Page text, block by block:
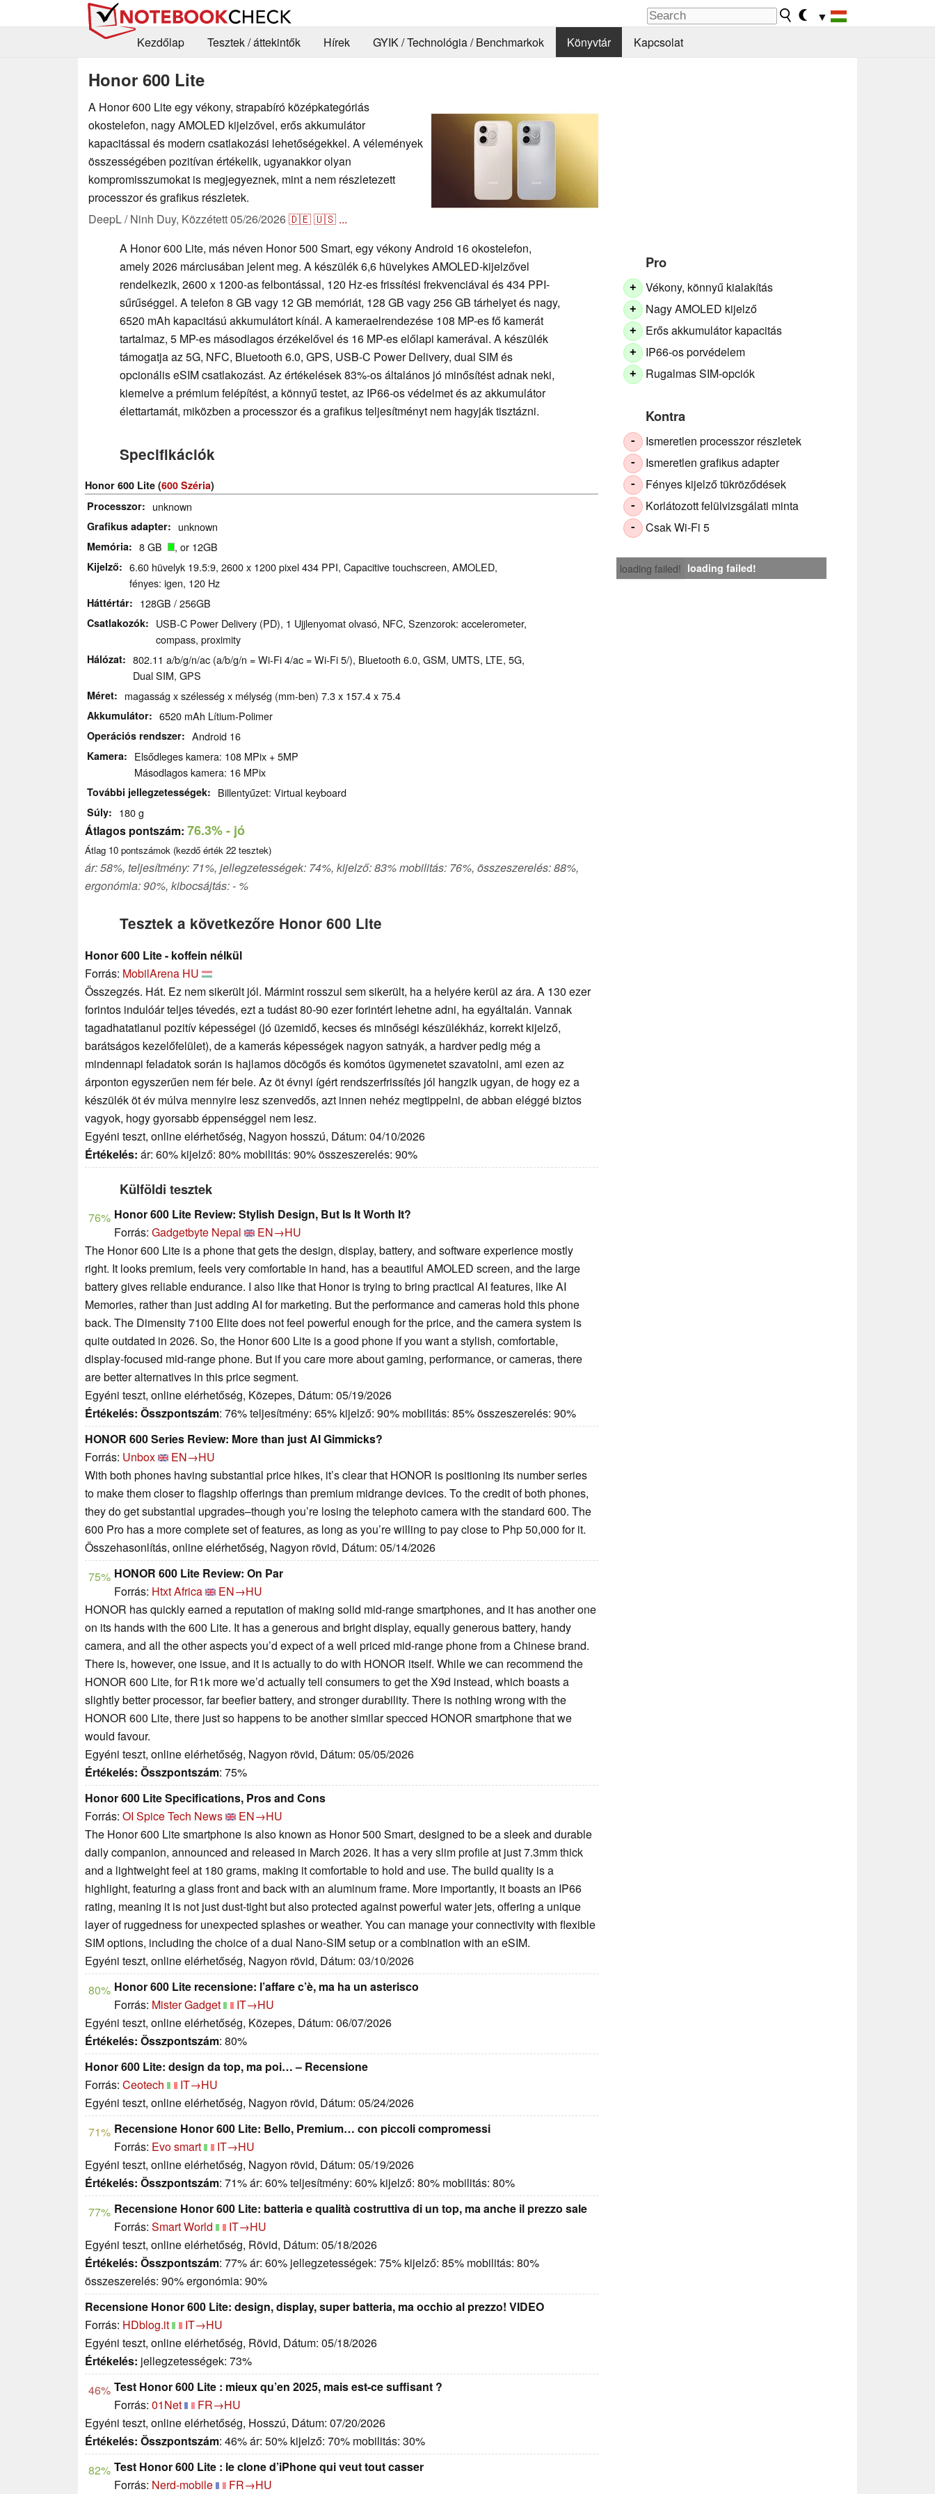
▼
Kezdőlap
Tesztek / áttekintők Hírek GYIK / Technológia / Benchmarkok Könyvtár Kapcsolat
Honor 600 Lite
A Honor 600 Lite egy vékony, strapabíró középkategóriás
okostelefon, nagy AMOLED kijelzővel, erős akkumulátor
kapacitással és modern csatlakozási lehetőségekkel. A vélemények
összességében pozitívan értékelik, ugyanakkor olyan
kompromisszumokat is megjegyeznek, mint a nem részletezett
processzor és grafikus részletek.
DeepL / Ninh Duy, Közzétett05/26/2026🇩🇪🇺🇸 ...
Pro
+ Vékony, könnyű kialakítás
+ Nagy AMOLED kijelző
+ Erős akkumulátor kapacitás
+ IP66-os porvédelem
+ Rugalmas SIM-opciók
Kontra
- Ismeretlen processzor részletek
- Ismeretlen grafikus adapter
- Fényes kijelző tükröződések
- Korlátozott felülvizsgálati minta
- Csak Wi-Fi 5
loading failed! loading failed!
A Honor 600 Lite, más néven Honor 500 Smart, egy vékony Android 16 okostelefon,
amely 2026 márciusában jelent meg. A készülék 6,6 hüvelykes AMOLED-kijelzővel
rendelkezik, 2600 x 1200-as felbontással, 120 Hz-es frissítési frekvenciával és 434 PPI-
sűrűséggel. A telefon 8 GB vagy 12 GB memóriát, 128 GB vagy 256 GB tárhelyet és nagy,
6520 mAh kapacitású akkumulátort kínál. A kameraelrendezése 108 MP-es fő kamerát
tartalmaz, 5 MP-es másodlagos érzékelővel és 16 MP-es előlapi kamerával. A készülék
támogatja az 5G, NFC, Bluetooth 6.0, GPS, USB-C Power Delivery, dual SIM és
opcionális eSIM csatlakozást. Az értékelések 83%-os általános jó minősítést adnak neki,
kiemelve a prémium felépítést, a könnyű testet, az IP66-os védelmet és az akkumulátor
élettartamát, miközben a processzor és a grafikus teljesítményt nem hagyják tisztázni.
Specifikációk
Honor 600 Lite (600 Széria)
Processzor
unknown
Grafikus adapter unknown
Memória 8 GB , or 12GB
Kijelző
6.60 hüvelyk 19.5:9, 2600 x 1200 pixel 434 PPI, Capacitive touchscreen, AMOLED,
fényes: igen, 120 Hz
Háttértár 128GB / 256GB
Csatlakozók
USB-C Power Delivery (PD), 1 Ujjlenyomat olvasó, NFC, Szenzorok: accelerometer,
compass, proximity
Hálózat
802.11 a/b/g/n/ac (a/b/g/n = Wi-Fi 4/ac = Wi-Fi 5/), Bluetooth 6.0, GSM, UMTS, LTE, 5G,
Dual SIM, GPS
Méret magasság x szélesség x mélység (mm-ben) 7.3 x 157.4 x 75.4
Akkumulátor 6520 mAh Lítium-Polimer
Operációs rendszer Android 16
Kamera
Elsődleges kamera: 108 MPix + 5MP
Másodlagos kamera: 16 MPix
További jellegzetességek Billentyűzet: Virtual keyboard
Súly 180 g
Átlagos pontszám: 76.3%- jó
Átlag 10 pontszámok (kezdő érték 22 tesztek)
ár: 58%, teljesítmény: 71%, jellegzetességek: 74%, kijelző: 83% mobilitás: 76%, összeszerelés: 88%,
ergonómia: 90%, kibocsájtás: - %
Tesztek a következőre Honor 600 Lite
Honor 600 Lite - koffein nélkül
Forrás: MobilArena HU
Összegzés. Hát. Ez nem sikerült jól. Mármint rosszul sem sikerült, ha a helyére kerül az ára. A 130 ezer
forintos indulóár teljes tévedés, ezt a tudást 80-90 ezer forintért lehetne adni, ha egyáltalán. Vannak
tagadhatatlanul pozitív képességei (jó üzemidő, kecses és minőségi készülékház, korrekt kijelző,
barátságos kezelőfelület), de a kamerás képességek nagyon satnyák, a hardver pedig még a
mindennapi feladatok során is hajlamos döcögős és komótos ügymenetet szavatolni, ami ezen az
árponton egyszerűen nem fér bele. Az öt évnyi ígért rendszerfrissítés jól hangzik ugyan, de hogy ez a
készülék öt év múlva mennyire lesz szenvedős, azt innen nehéz megtippelni, de abban eléggé biztos
vagyok, hogy gyorsabb éppenséggel nem lesz.
Egyéni teszt, online elérhetőség, Nagyon hosszú, Dátum: 04/10/2026
Értékelés: ár: 60% kijelző: 80% mobilitás: 90% összeszerelés: 90%
Külföldi tesztek
76% Honor 600 Lite Review: Stylish Design, But Is It Worth It?
Forrás: Gadgetbyte Nepal
EN→HU
The Honor 600 Lite is a phone that gets the design, display, battery, and software experience mostly
right. It looks premium, feels very comfortable in hand, has a beautiful AMOLED screen, and the large
battery gives reliable endurance. I also like that Honor is trying to bring practical AI features, like AI
Memories, rather than just adding AI for marketing. But the performance and cameras hold this phone
back. The Dimensity 7100 Elite does not feel powerful enough for the price, and the camera system is
quite outdated in 2026. So, the Honor 600 Lite is a good phone if you want a stylish, comfortable,
display-focused mid-range phone. But if you care more about gaming, performance, or cameras, there
are better alternatives in this price segment.
Egyéni teszt, online elérhetőség, Közepes, Dátum: 05/19/2026
Értékelés: Összpontszám: 76% teljesítmény: 65% kijelző: 90% mobilitás: 85% összeszerelés: 90%
HONOR 600 Series Review: More than just AI Gimmicks?
Forrás: Unbox
EN→HU
With both phones having substantial price hikes, it’s clear that HONOR is positioning its number series
to make them closer to flagship offerings than premium midrange devices. To the credit of both phones,
they do get substantial upgrades–though you’re losing the telephoto camera with the standard 600. The
600 Pro has a more complete set of features, as long as you’re willing to pay close to Php 50,000 for it.
Összehasonlítás, online elérhetőség, Nagyon rövid, Dátum: 05/14/2026
75% HONOR 600 Lite Review: On Par
Forrás: Htxt Africa
EN→HU
HONOR has quickly earned a reputation of making solid mid-range smartphones, and it has another one
on its hands with the 600 Lite. It has a generous and bright display, equally generous battery, handy
camera, and all the other aspects you’d expect of a well priced mid-range phone from a Chinese brand.
There is, however, one issue, and it is actually to do with HONOR itself. While we can recommend the
HONOR 600 Lite, for R1k more we’d actually tell consumers to get the X9d instead, which boasts a
slightly better processor, far beefier battery, and stronger durability. There is nothing wrong with the
HONOR 600 Lite, there just so happens to be another similar specced HONOR smartphone that we
would favour.
Egyéni teszt, online elérhetőség, Nagyon rövid, Dátum: 05/05/2026
Értékelés: Összpontszám: 75%
Honor 600 Lite Specifications, Pros and Cons
Forrás: OI Spice Tech News
EN→HU
The Honor 600 Lite smartphone is also known as Honor 500 Smart, designed to be a sleek and durable
daily companion, announced and released in March 2026. It has a very slim profile at just 7.3mm thick
and a lightweight feel at 180 grams, making it comfortable to hold and use. The build quality is a
highlight, featuring a glass front and back with an aluminum frame. More importantly, it boasts an IP66
rating, meaning it is not just dust-tight but also protected against powerful water jets, offering a unique
layer of ruggedness for unexpected splashes or weather. You can manage your connectivity with flexible
SIM options, including the choice of a dual Nano-SIM setup or a combination with an eSIM.
Egyéni teszt, online elérhetőség, Nagyon rövid, Dátum: 03/10/2026
80% Honor 600 Lite recensione: l’affare c’è, ma ha un asterisco
Forrás: Mister Gadget
IT→HU
Egyéni teszt, online elérhetőség, Közepes, Dátum: 06/07/2026
Értékelés: Összpontszám: 80%
Honor 600 Lite: design da top, ma poi… – Recensione
Forrás: Ceotech
IT→HU
Egyéni teszt, online elérhetőség, Nagyon rövid, Dátum: 05/24/2026
71% Recensione Honor 600 Lite: Bello, Premium… con piccoli compromessi
Forrás: Evo smart
IT→HU
Egyéni teszt, online elérhetőség, Nagyon rövid, Dátum: 05/19/2026
Értékelés: Összpontszám: 71% ár: 60% teljesítmény: 60% kijelző: 80% mobilitás: 80%
77% Recensione Honor 600 Lite: batteria e qualità costruttiva di un top, ma anche il prezzo sale
Forrás: Smart World
IT→HU
Egyéni teszt, online elérhetőség, Rövid, Dátum: 05/18/2026
Értékelés: Összpontszám: 77% ár: 60% jellegzetességek: 75% kijelző: 85% mobilitás: 80%
összeszerelés: 90% ergonómia: 90%
Recensione Honor 600 Lite: design, display, super batteria, ma occhio al prezzo! VIDEO
Forrás: HDblog.it
IT→HU
Egyéni teszt, online elérhetőség, Rövid, Dátum: 05/18/2026
Értékelés: jellegzetességek: 73%
46% Test Honor 600 Lite : mieux qu’en 2025, mais est-ce suffisant ?
Forrás: 01Net
FR→HU
Egyéni teszt, online elérhetőség, Hosszú, Dátum: 07/20/2026
Értékelés: Összpontszám: 46% ár: 50% kijelző: 70% mobilitás: 30%
82% Test Honor 600 Lite : le clone d’iPhone qui veut tout casser
Forrás: Nerd-mobile FR→HU